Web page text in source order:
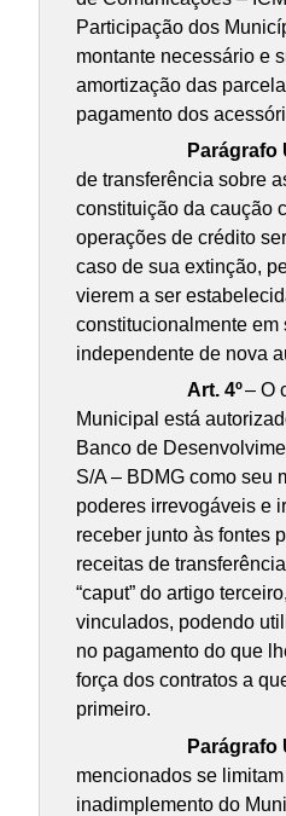
Participação dos
montante necessário e
amortização das
pagamento dos
Parágrafo
de transferência sobre
constituição da caução
operações de crédito
caso de sua extinção,
vierem a ser
constitucionalmente em
independente de nova
Art. 4º– O
Municipal está
Banco de
S/A – BDMG como seu
poderes irrevogáveis e
receber junto às fontes
receitas de
“caput” do artigo
vinculados, podendo
no pagamento do que
força dos contratos a
primeiro.
Parágrafo
mencionados se
inadimplemento do